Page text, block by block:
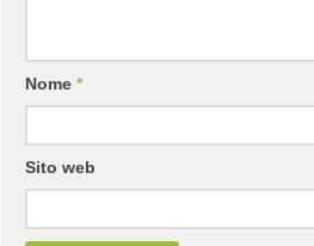
Nome *
Sito web